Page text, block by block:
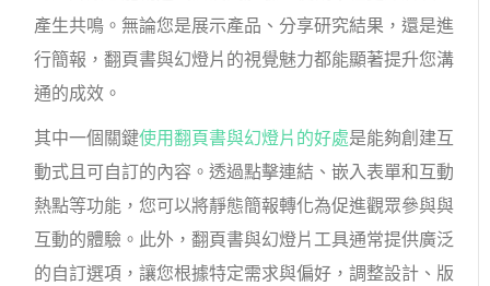
產生共鳴。無論您是展示產品、分享研究結果，還是進
行簡報，翻頁書與幻燈片的視覺魅力都能顯著提升您溝
通的成效。
其中一個關鍵使用翻頁書與幻燈片的好處是能夠創建互
動式且可自訂的內容。透過點擊連結、嵌入表單和互動
熱點等功能，您可以將靜態簡報轉化為促進觀眾參與與
互動的體驗。此外，翻頁書與幻燈片工具通常提供廣泛
的自訂選項，讓您根據特定需求與偏好，調整設計、版